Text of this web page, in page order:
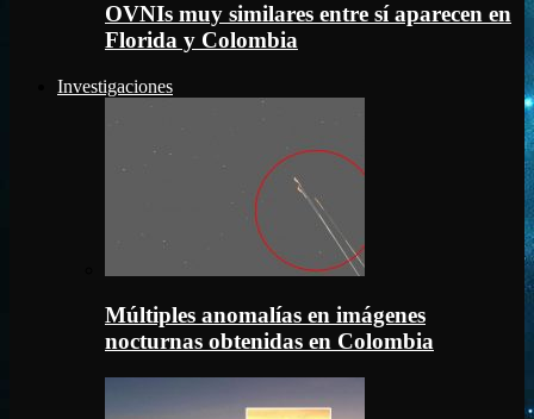
OVNIs muy similares entre sí aparecen en
Florida y Colombia
Investigaciones
Múltiples anomalías en imágenes
nocturnas obtenidas en Colombia